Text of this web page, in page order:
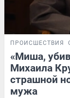
ПРОИСШЕСТВИЯ
«Миша,
Михаила
страшной
мужа